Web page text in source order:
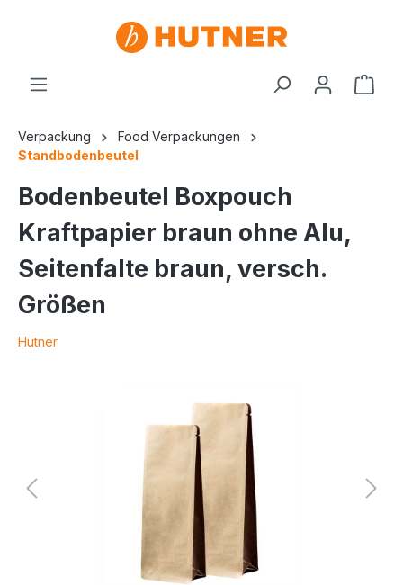
Verpackung
Food Verpackungen
Standbodenbeutel
Bodenbeutel Boxpouch
Kraftpapier braun ohne Alu,
Seitenfalte braun, versch.
Größen
Hutner